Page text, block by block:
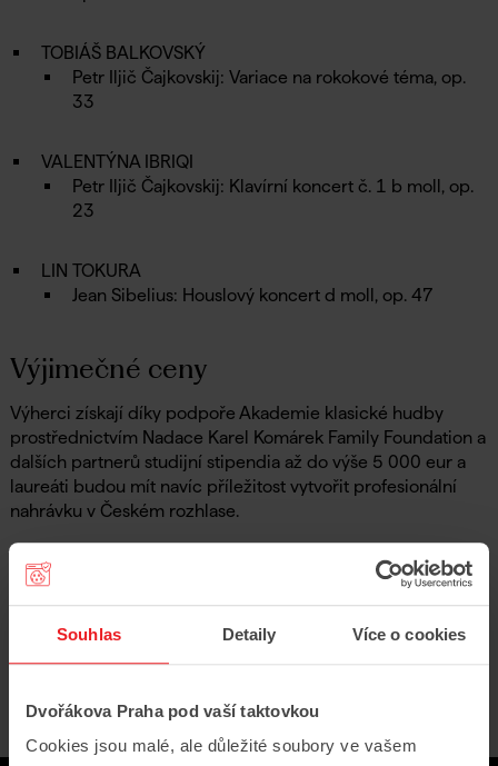
Souhlas Detaily Více o cookies
Dvořákova Praha pod vaší taktovkou
Cookies jsou malé, ale důležité soubory ve vašem
TOBIÁŠ BALKOVSKÝ
Petr Iljič Čajkovskij: Variace na rokokové téma, op.
33
VALENTÝNA IBRIQI
Petr Iljič Čajkovskij: Klavírní koncert č. 1 b moll, op.
23
LIN TOKURA
Jean Sibelius: Houslový koncert d moll, op. 47
Výjimečné ceny
Výherci získají díky podpoře Akademie klasické hudby
prostřednictvím Nadace Karel Komárek Family Foundation a
dalších partnerů studijní stipendia až do výše 5 000 eur a
laureáti budou mít navíc příležitost vytvořit profesionální
nahrávku v Českém rozhlase.
Přijďte podpořit nastupující generaci profesionálů!
Foto: Vítězka Concertino Praga 2024 Zoja Syguda během